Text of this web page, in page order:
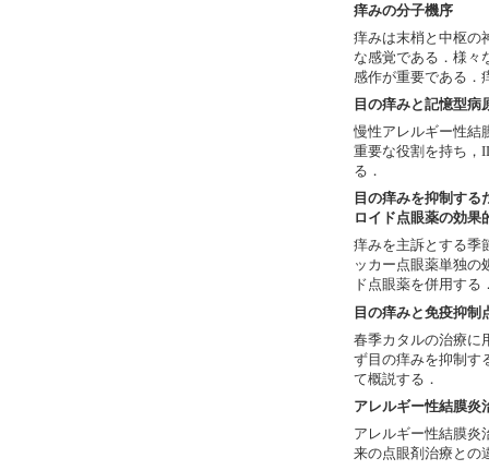
痒みの分子機序
痒みは末梢と中枢の
な感覚である．様々
感作が重要である．
目の痒みと記憶型病
慢性アレルギー性結
重要な役割を持ち，
る．
目の痒みを抑制する
ロイド点眼薬の効果
痒みを主訴とする季
ッカー点眼薬単独の
ド点眼薬を併用する
目の痒みと免疫抑制
春季カタルの治療に
ず目の痒みを抑制す
て概説する．
アレルギー性結膜炎
アレルギー性結膜炎
来の点眼剤治療との